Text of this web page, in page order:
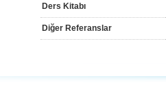
Ders Kitabı
Diğer Referanslar